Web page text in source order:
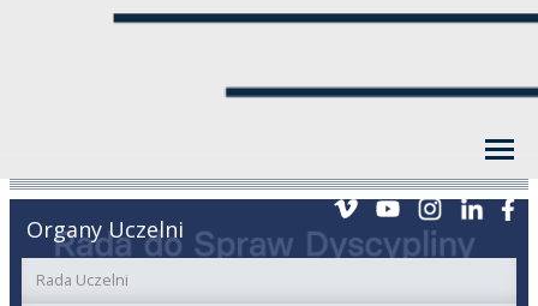
Organy Uczelni
Rada Uczelni